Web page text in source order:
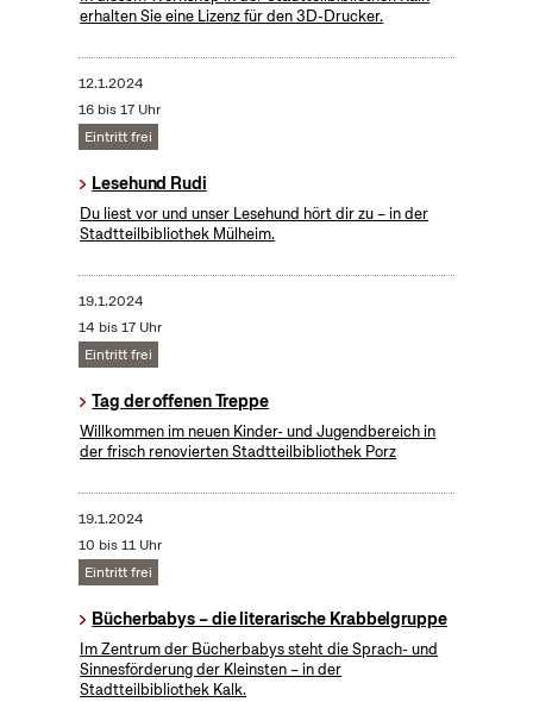
erhalten Sie eine Lizenz für den 3D-Drucker.
12.1.2024
16 bis 17 Uhr
Eintritt frei
Lesehund Rudi
Du liest vor und unser Lesehund hört dir zu – in der
Stadtteilbibliothek Mülheim.
19.1.2024
14 bis 17 Uhr
Eintritt frei
Tag der offenen Treppe
Willkommen im neuen Kinder- und Jugendbereich in
der frisch renovierten Stadtteilbibliothek Porz
19.1.2024
10 bis 11 Uhr
Eintritt frei
Bücherbabys – die literarische Krabbelgruppe
Im Zentrum der Bücherbabys steht die Sprach- und
Sinnesförderung der Kleinsten – in der
Stadtteilbibliothek Kalk.